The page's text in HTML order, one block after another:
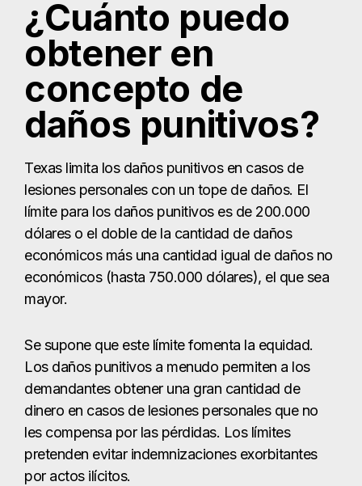
¿Cuánto puedo
obtener en
concepto de
daños punitivos?
Texas limita los daños punitivos en casos de
lesiones personales con un tope de daños. El
límite para los daños punitivos es de 200.000
dólares o el doble de la cantidad de daños
económicos más una cantidad igual de daños no
económicos (hasta 750.000 dólares), el que sea
mayor.
Se supone que este límite fomenta la equidad.
Los daños punitivos a menudo permiten a los
demandantes obtener una gran cantidad de
dinero en casos de lesiones personales que no
les compensa por las pérdidas. Los límites
pretenden evitar indemnizaciones exorbitantes
por actos ilícitos.